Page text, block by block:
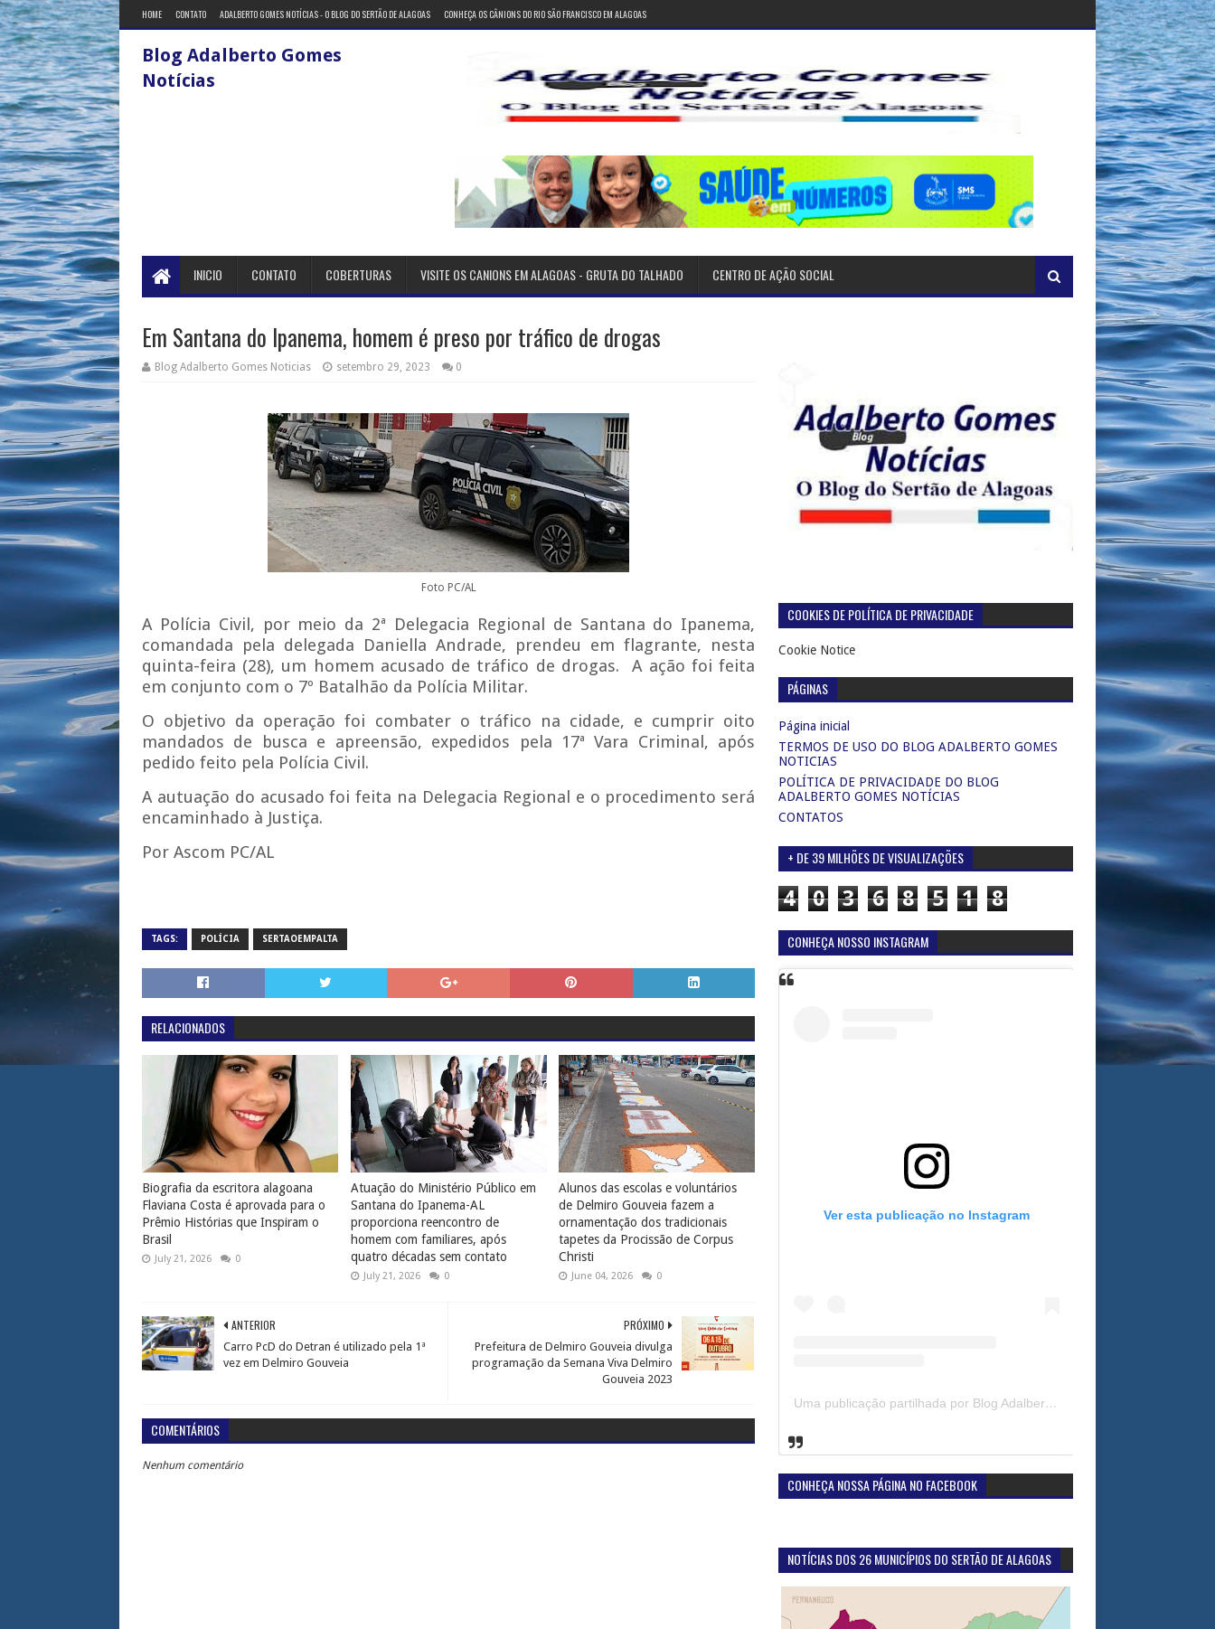
HOME CONTATO ADALBERTO GOMES NOTÍCIAS - O BLOG DO SERTÃO DE ALAGOAS CONHEÇA OS CÂNIONS DO RIO SÃO FRANCISCO EM ALAGOAS
Blog Adalberto Gomes
Notícias
INICIO CONTATO COBERTURAS VISITE OS CANIONS EM ALAGOAS - GRUTA DO TALHADO CENTRO DE AÇÃO SOCIAL
Em Santana do Ipanema, homem é preso por tráfico de drogas
Blog Adalberto Gomes Noticias setembro 29, 2023 0
Foto PC/AL
A Polícia Civil, por meio da 2ª Delegacia Regional de Santana do Ipanema,
comandada pela delegada Daniella Andrade, prendeu em flagrante, nesta
quinta-feira (28), um homem acusado de tráfico de drogas. A ação foi feita
em conjunto com o 7º Batalhão da Polícia Militar.
O objetivo da operação foi combater o tráfico na cidade, e cumprir oito
mandados de busca e apreensão, expedidos pela 17ª Vara Criminal, após
pedido feito pela Polícia Civil.
A autuação do acusado foi feita na Delegacia Regional e o procedimento será
encaminhado à Justiça.
Por Ascom PC/AL
TAGS: POLÍCIA SERTAOEMPALTA
RELACIONADOS
Biografia da escritora alagoana
Flaviana Costa é aprovada para o
Prêmio Histórias que Inspiram o
Brasil
July 21, 2026 0
Atuação do Ministério Público em
Santana do Ipanema-AL
proporciona reencontro de
homem com familiares, após
quatro décadas sem contato
July 21, 2026 0
Alunos das escolas e voluntários
de Delmiro Gouveia fazem a
ornamentação dos tradicionais
tapetes da Procissão de Corpus
Christi
June 04, 2026 0
PRÓXIMO
Prefeitura de Delmiro Gouveia divulga
programação da Semana Viva Delmiro
Gouveia 2023
ANTERIOR
Carro PcD do Detran é utilizado pela 1ª
vez em Delmiro Gouveia
COMENTÁRIOS
Nenhum comentário
COOKIES DE POLÍTICA DE PRIVACIDADE
Cookie Notice
PÁGINAS
Página inicial
TERMOS DE USO DO BLOG ADALBERTO GOMES
NOTICIAS
POLÍTICA DE PRIVACIDADE DO BLOG
ADALBERTO GOMES NOTÍCIAS
CONTATOS
+ DE 39 MILHÕES DE VISUALIZAÇÕES
4 0 3 6 8 5 1 8
CONHEÇA NOSSO INSTAGRAM
Ver esta publicação no Instagram
Uma publicação partilhada por Blog Adalberto Gomes Noticias (@blogadalbertogomesnoticiass)
CONHEÇA NOSSA PÁGINA NO FACEBOOK
NOTÍCIAS DOS 26 MUNICÍPIOS DO SERTÃO DE ALAGOAS